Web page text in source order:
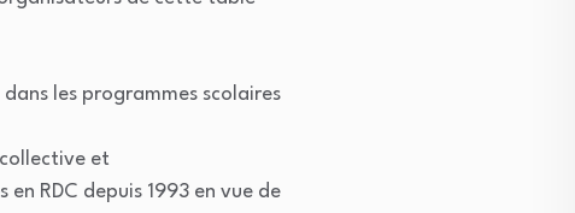
les programmes scolaires
et
RDC depuis 1993 en vue de